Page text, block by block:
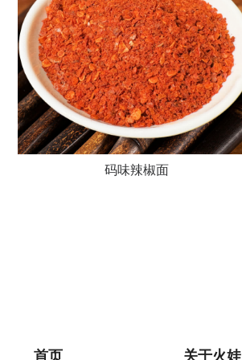
码味辣椒面
首页 关于火娃